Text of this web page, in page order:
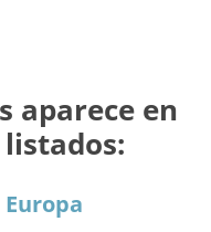
aparece en